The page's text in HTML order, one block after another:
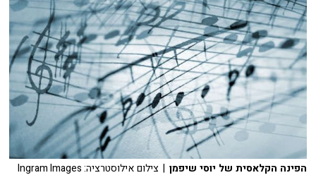
הפינה הקלאסית של יוסי שיפמן | צילום אילוסטרציה: Ingram Images